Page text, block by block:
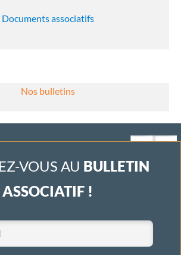
Documents associatifs
Nos bulletins
VOUS AU BULLETIN
ASSOCIATIF !